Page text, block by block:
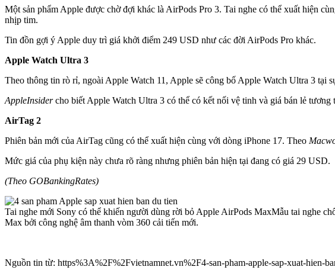
Một sản phẩm Apple được chờ đợi khác là AirPods Pro 3. Tai nghe có thể xuất hiện
nhịp tim.
Tin đồn gợi ý Apple duy trì giá khởi điểm 249 USD như các đời AirPods Pro khác.
Apple Watch Ultra 3
Theo thông tin rò rỉ, ngoài Apple Watch 11, Apple sẽ công bố Apple Watch Ultra 3 tại
AppleInsidercho biết Apple Watch Ultra 3 có thể có kết nối vệ tinh và giá bán lẻ
AirTag 2
Phiên bản mới của AirTag cũng có thể xuất hiện cùng với dòng iPhone 17. Theo
Mức giá của phụ kiện này chưa rõ ràng nhưng phiên bản hiện tại đang có giá 29 USD.
(Theo GOBankingRates)
Tai nghe mới Sony có thể khiến người dùng rời bỏ Apple AirPods MaxMẫu tai nghe
Max bởi công nghệ âm thanh vòm 360 cải tiến mới.
Nguồn tin từ: https%3A%2F%2Fvietnamnet.vn%2F4-san-pham-apple-sap-xuat-hien-